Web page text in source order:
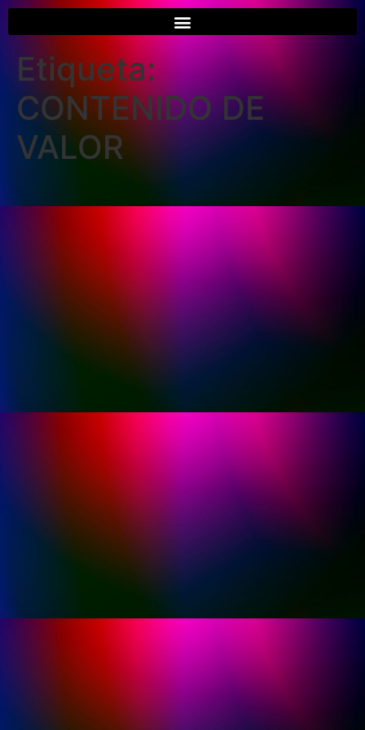
Etiqueta:
CONTENIDO DE
VALOR